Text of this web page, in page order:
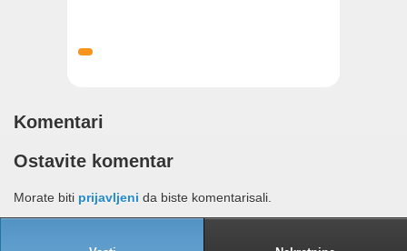
Komentari
Ostavite komentar
Morate biti prijavljeni da biste komentarisali.